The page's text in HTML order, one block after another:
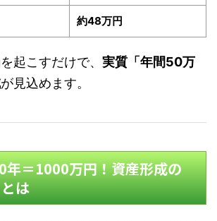
約48万円
起こすだけで、 実質「年間50万
が見込めます。
＝1000万円！資産形成の
は